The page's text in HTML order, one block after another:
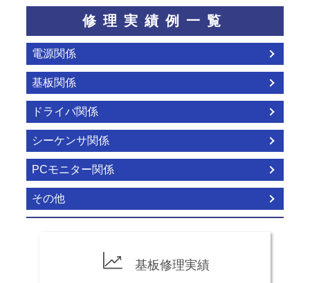
修理実績例一覧
電源関係
基板関係
ドライバ関係
シーケンサ関係
PCモニター関係
その他
基板修理実績